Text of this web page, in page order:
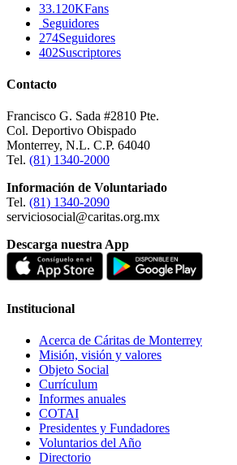
33.120KFans
Seguidores
274Seguidores
402Suscriptores
Contacto
Francisco G. Sada #2810 Pte.
Col. Deportivo Obispado
Monterrey, N.L. C.P. 64040
Tel. (81) 1340-2000
Información de Voluntariado
Tel. (81) 1340-2090
serviciosocial@caritas.org.mx
Descarga nuestra App
Institucional
Acerca de Cáritas de Monterrey
Misión, visión y valores
Objeto Social
Currículum
Informes anuales
COTAI
Presidentes y Fundadores
Voluntarios del Año
Directorio